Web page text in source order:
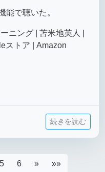
能で聴いた。
ニング | 苫米地英人 |
ストア | Amazon
続きを読む
5 6 » »»